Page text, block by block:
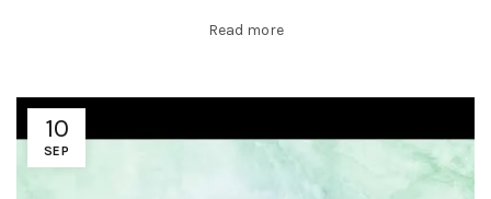
Read more
10
SEP